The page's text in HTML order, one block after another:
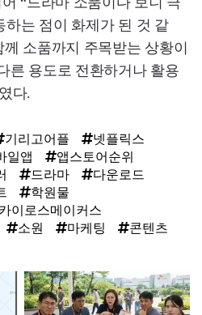
하는 점이 화제가 된 것 같
소품까지 주목받는 상황이
른 용도로 전환하거나 활용
다.
기리고어플
넷플릭스
일앱
앱스토어순위
드라마
다운로드
학원물
카이로스메이커스
소원 마케팅
콘텐츠